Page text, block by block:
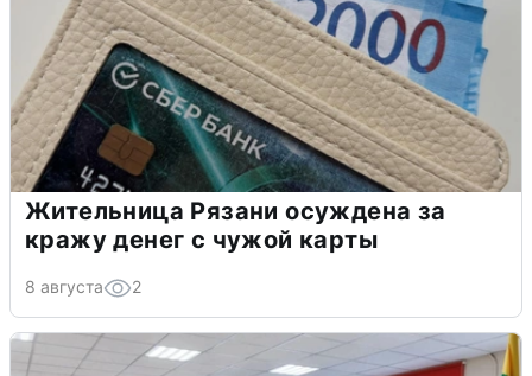
Жительница Рязани осуждена за
кражу денег с чужой карты
8 августа 2